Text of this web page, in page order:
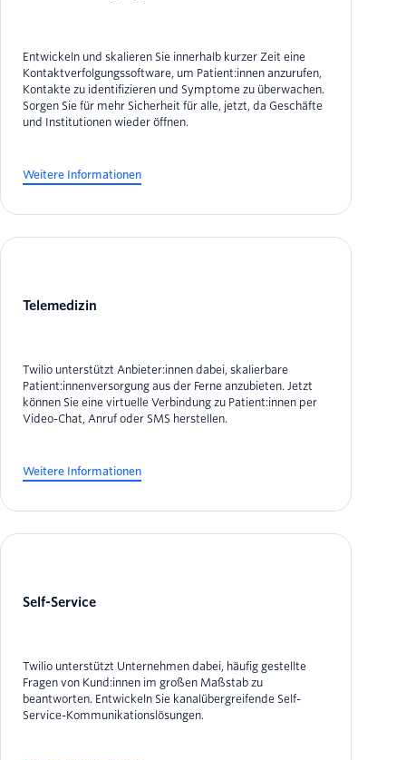
Entwickeln und skalieren Sie innerhalb kurzer Zeit eine
Kontaktverfolgungssoftware, um Patient:innen anzurufen,
Kontakte zu identifizieren und Symptome zu überwachen.
Sorgen Sie für mehr Sicherheit für alle, jetzt, da Geschäfte
und Institutionen wieder öffnen.
Weitere Informationen
Telemedizin
Twilio unterstützt Anbieter:innen dabei, skalierbare
Patient:innenversorgung aus der Ferne anzubieten. Jetzt
können Sie eine virtuelle Verbindung zu Patient:innen per
Video-Chat, Anruf oder SMS herstellen.
Weitere Informationen
Self-Service
Twilio unterstützt Unternehmen dabei, häufig gestellte
Fragen von Kund:innen im großen Maßstab zu
beantworten. Entwickeln Sie kanalübergreifende Self-
Service-Kommunikationslösungen.